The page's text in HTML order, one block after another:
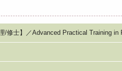
/修士】／Advanced Practical Training in